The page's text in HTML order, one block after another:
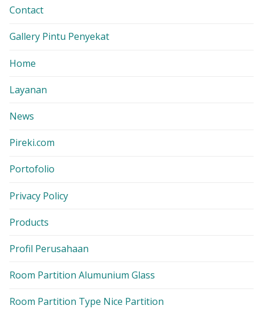
Contact
Gallery Pintu Penyekat
Home
Layanan
News
Pireki.com
Portofolio
Privacy Policy
Products
Profil Perusahaan
Room Partition Alumunium Glass
Room Partition Type Nice Partition